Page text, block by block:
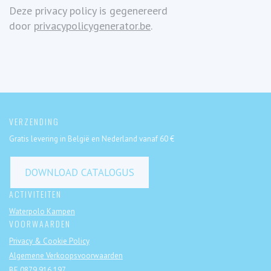
Deze privacy policy is gegenereerd
door privacypolicygenerator.be.
VERZENDING
Gratis levering in België en Nederland vanaf 60 €
DOWNLOAD CATALOGUS
ACTIVITEITEN
Waterpolo Kampen
VOORWAARDEN
Privacy & Cookie Policy
Algemene Verkoopsvoorwaarden